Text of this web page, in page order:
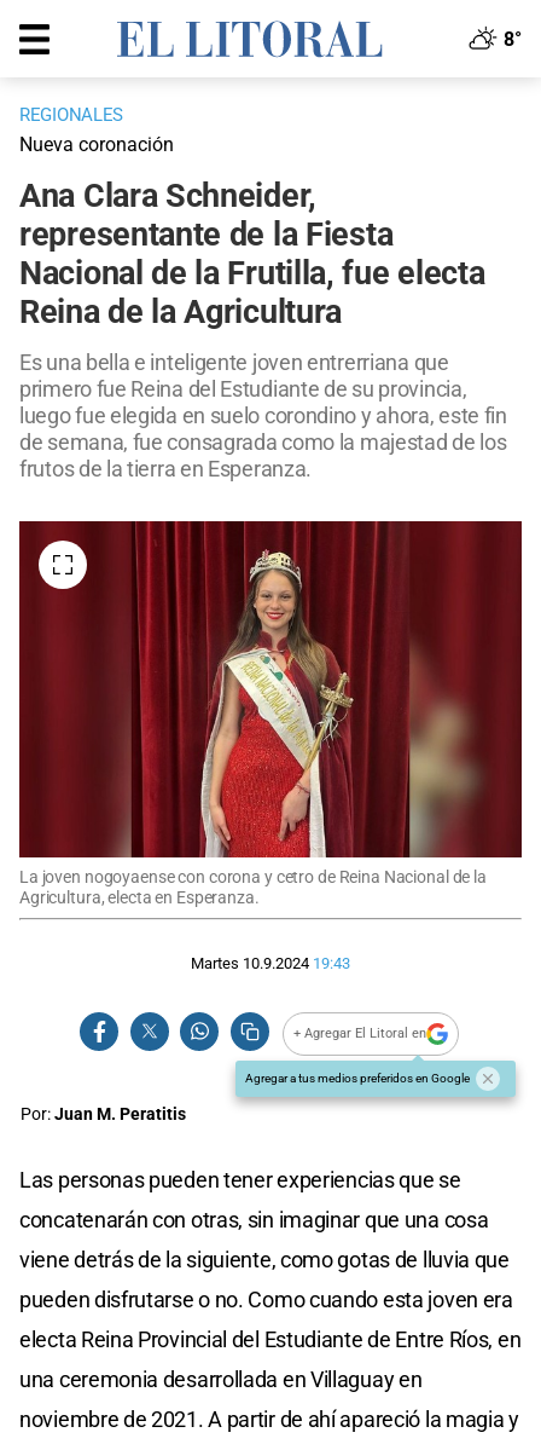
8°
REGIONALES
Nueva coronación
Ana Clara Schneider,
representante de la Fiesta
Nacional de la Frutilla, fue electa
Reina de la Agricultura
Es una bella e inteligente joven entrerriana que
primero fue Reina del Estudiante de su provincia,
luego fue elegida en suelo corondino y ahora, este fin
de semana, fue consagrada como la majestad de los
frutos de la tierra en Esperanza.
La joven nogoyaense con corona y cetro de Reina Nacional de la
Agricultura, electa en Esperanza.
Martes 10.9.2024 19:43
+ Agregar El Litoral en
Agregar a tus medios preferidos en Google
Por:Juan M. Peratitis
Las personas pueden tener experiencias que se
concatenarán con otras, sin imaginar que una cosa
viene detrás de la siguiente, como gotas de lluvia que
pueden disfrutarse o no. Como cuando esta joven era
electa Reina Provincial del Estudiante de Entre Ríos, en
una ceremonia desarrollada en Villaguay en
noviembre de 2021. A partir de ahí apareció la magia y